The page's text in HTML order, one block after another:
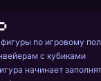
по игровому
с кубиками
начинает